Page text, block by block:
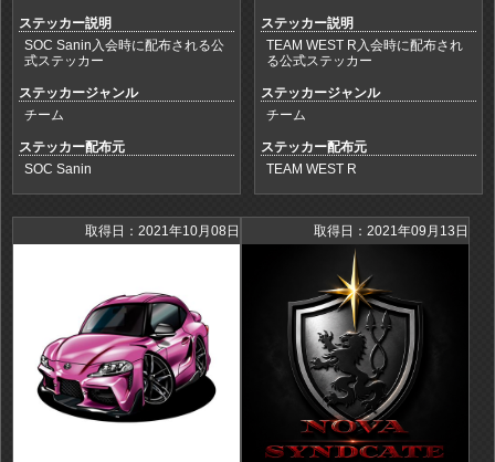
ステッカー説明
SOC Sanin入会時に配布される公
式ステッカー
ステッカージャンル
チーム
ステッカー配布元
SOC Sanin
ステッカー説明
TEAM WEST R入会時に配布され
る公式ステッカー
ステッカージャンル
チーム
ステッカー配布元
TEAM WEST R
取得日：2021年10月08日 取得日：2021年09月13日